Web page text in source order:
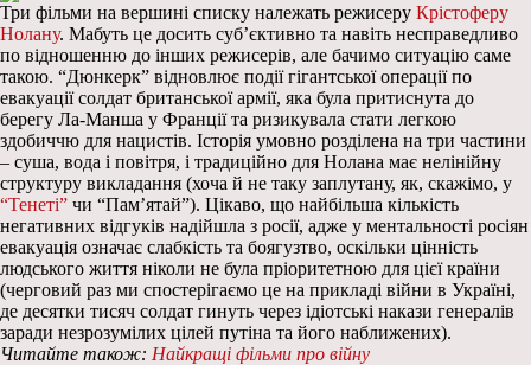
Три фільми на вершині списку належать режисеру Крістоферу
Нолану. Мабуть це досить суб’єктивно та навіть несправедливо
по відношенню до інших режисерів, але бачимо ситуацію саме
такою. “Дюнкерк” відновлює події гігантської операції по
евакуації солдат британської армії, яка була притиснута до
берегу Ла-Манша у Франції та ризикувала стати легкою
здобиччю для нацистів. Історія умовно розділена на три частини
– суша, вода і повітря, і традиційно для Нолана має нелінійну
структуру викладання (хоча й не таку заплутану, як, скажімо, у
“Тенеті” чи “Пам’ятай”). Цікаво, що найбільша кількість
негативних відгуків надійшла з росії, адже у ментальності росіян
евакуація означає слабкість та боягузтво, оскільки цінність
людського життя ніколи не була пріоритетною для цієї країни
(черговий раз ми спостерігаємо це на прикладі війни в Україні,
де десятки тисяч солдат гинуть через ідіотські накази генералів
заради незрозумілих цілей путіна та його наближених).
Читайте також: Найкращі фільми про війну